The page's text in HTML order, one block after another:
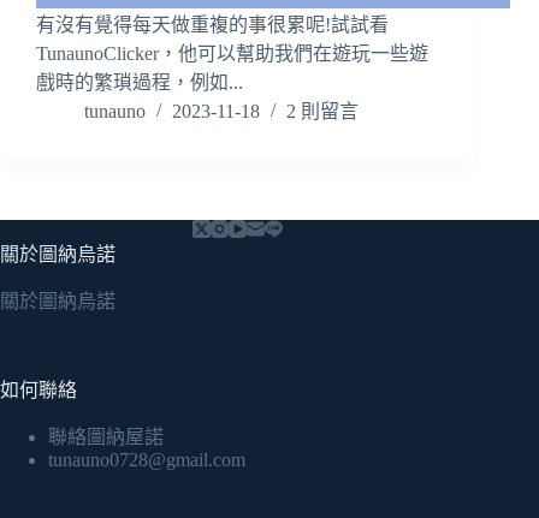
有沒有覺得每天做重複的事很累呢!試試看
TunaunoClicker，他可以幫助我們在遊玩一些遊
戲時的繁瑣過程，例如...
tunauno
2023-11-18 2 則留言
關於圖納烏諾
關於圖納烏諾
如何聯絡
聯絡圖納屋諾
tunauno0728@gmail.com